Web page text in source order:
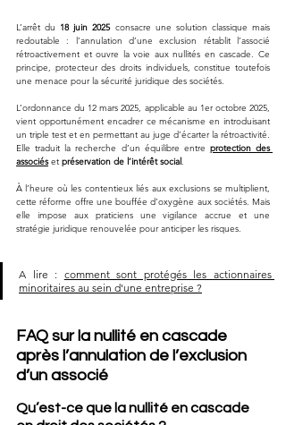
L’arrêt du 18 juin 2025 consacre une solution classique mais
redoutable : l’annulation d’une exclusion rétablit l’associé
rétroactivement et ouvre la voie aux nullités en cascade. Ce
principe, protecteur des droits individuels, constitue toutefois
une menace pour la sécurité juridique des sociétés.
L’ordonnance du 12 mars 2025, applicable au 1er octobre 2025,
vient opportunément encadrer ce mécanisme en introduisant
un triple test et en permettant au juge d’écarter la rétroactivité.
Elle traduit la recherche d’un équilibre entre protection des
associés et préservation de l’intérêt social .
À l’heure où les contentieux liés aux exclusions se multiplient,
cette réforme offre une bouffée d’oxygène aux sociétés. Mais
elle impose aux praticiens une vigilance accrue et une
stratégie juridique renouvelée pour anticiper les risques.
A lire : comment sont protégés les actionnaires
minoritaires au sein d'une entreprise ?
FAQ sur la nullité en cascade
après l’annulation de l’exclusion
d’un associé
Qu’est-ce que la nullité en cascade